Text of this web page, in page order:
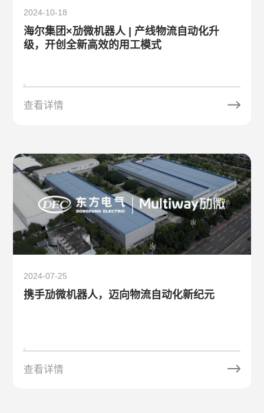
2024-10-18
海尔集团×劢微机器人 | 产线物流自动化升
级，开创全新高效的用工模式
查看详情
2024-07-25
携手劢微机器人，迈向物流自动化新纪元
查看详情